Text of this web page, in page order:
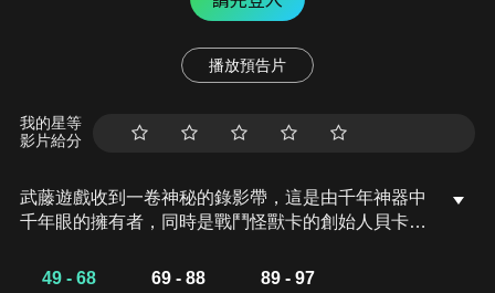
播放預告片
我的星等
影片給分
武藤遊戲收到一卷神秘的錄影帶，這是由千年神器中
千年眼的擁有者，同時是戰鬥怪獸卡的創始人貝卡
戰，由於武藤遊戲因時間終止而敗北，使得爺爺雙六
49 - 68 69 - 88 89 - 97